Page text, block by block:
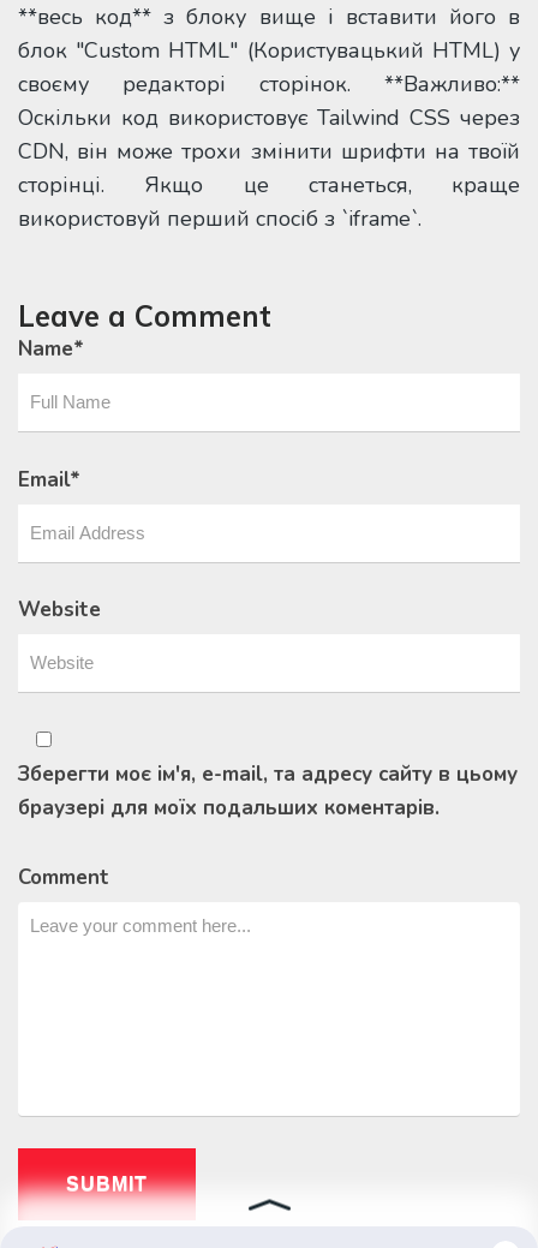
**весь код** з блоку вище і вставити його в
блок "Custom HTML" (Користувацький HTML) у
своєму редакторі сторінок. **Важливо:**
Оскільки код використовує Tailwind CSS через
CDN, він може трохи змінити шрифти на твоїй
сторінці. Якщо це станеться, краще
використовуй перший спосіб з `iframe`.
Leave a Comment
Name*
Email*
Website
Зберегти моє ім'я, e-mail, та адресу сайту в цьому
браузері для моїх подальших коментарів.
Comment